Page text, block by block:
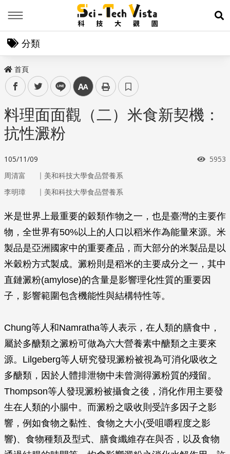
展
分類
首頁
facebooktwitter line 中
料理面面觀（二）米食新契機：
抗性澱粉
105/11/09 瀏覽
5953
周清富 ｜ 美和科技大學食品營養系
李明璋
｜ 美和科技大學食品營養系
米是世界上最重要的穀類作物之一，也是臺灣的主要作
物，全世界有50%以上的人口以稻米作為能量來源。米
製品是亞洲國家中的重要產品，而大部分的米製品是以
米穀粉方式製成。澱粉則是稻米的主要成分之一，其中
直鏈澱粉(amylose)的含量是影響理化性質的重要因
子，影響範圍包含機能性與結構特性等。
Chung等人和Namratha等人表示，在人類的膳食中，
屬於多醣類之澱粉可做為六大營養素中醣類之主要來
源。Lilgeberg等人研究發現澱粉被視為可消化吸收之
多醣類，因於人體排泄物中未曾測得澱粉質的殘留。
Thompson等人發現澱粉被攝食之後，消化作用主要發
生在人類的小腸中。而澱粉之吸收則受許多因子之影
響，例如食物之黏性、食物之大小(受咀嚼程度之影
響)、食物種類及型式、膳食纖維存在與否，以及食物